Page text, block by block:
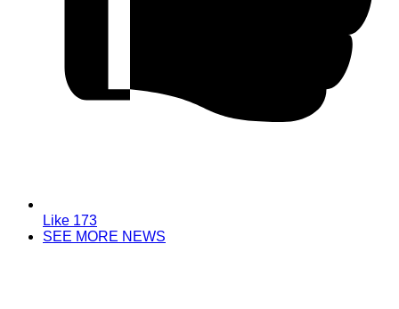
Like 173
SEE MORE NEWS